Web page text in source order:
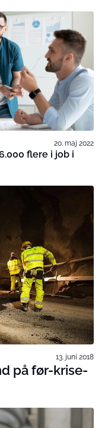
20. maj 2022
flere i job i
13. juni 2018
på før-krise-